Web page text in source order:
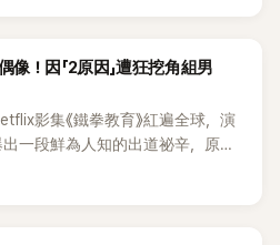
代初期紅極一時，由李智惠、徐
、Chris Kim 兩位男成員組成。不
凌風波，甚至傳出徐智英母親對
，最終團體於 2002 年解散。 團
，靠著綜藝與歌唱實力持續活躍演
，也與 李尚敏 的賞識有關。
與圈外男友結婚，婚後育有兩個
像！因「2原因」遭狂挖角組男
影集《鐵拳教育》紅遍全球，演
一段鮮為人知的出道祕辛，原來
道，而是成為男團偶像的一員。